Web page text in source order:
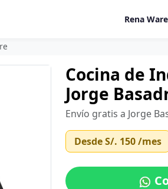
Rena Ware
Cocina de
Jorge
Envío gratis a Jorge
DesdeS/. 150/mes